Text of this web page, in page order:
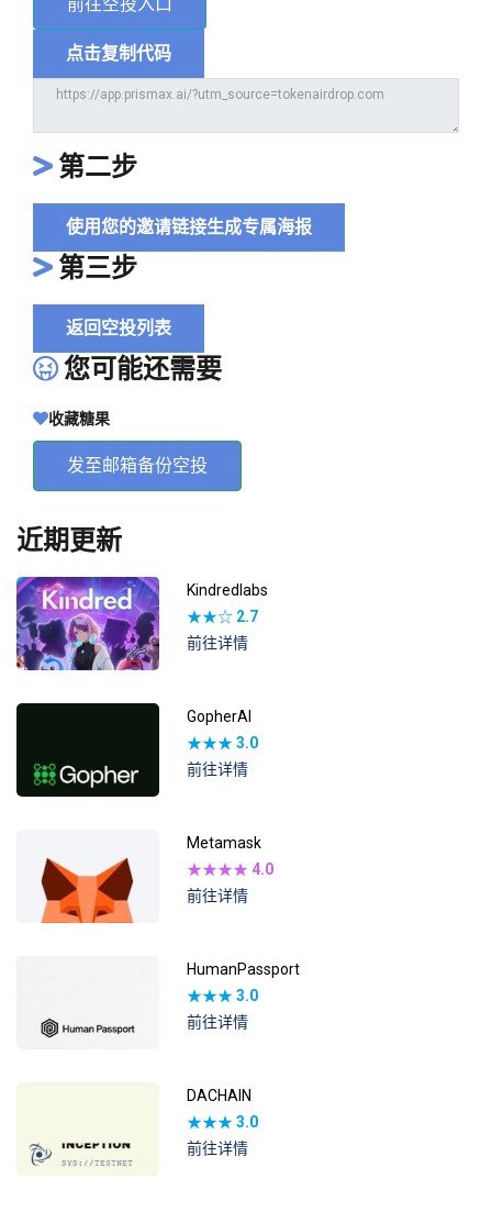
点击复制代码
第二步
使用您的邀请链接生成专属海报
第三步
返回空投列表
您可能还需要
收藏糖果
发至邮箱备份空投
近期更新
Kindredlabs
★★☆ 2.7
前往详情
GopherAI
★★★3.0
前往详情
Metamask
★★★★ 4.0
前往详情
HumanPassport
★★★3.0
前往详情
DACHAIN
★★★3.0
前往详情